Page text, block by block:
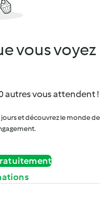
vous voyez
autres vous attendent !
et découvrez le monde de